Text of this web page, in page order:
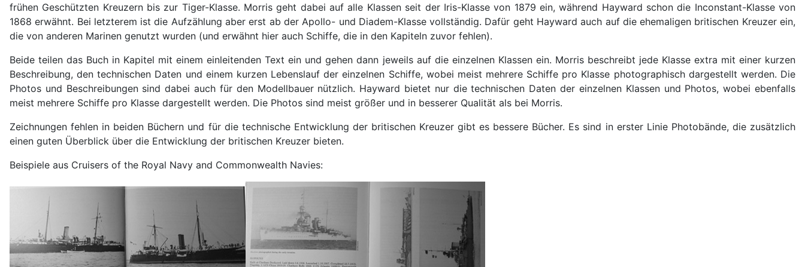
frühen Geschützten Kreuzern bis zur Tiger-Klasse. Morris geht dabei auf alle Klassen seit der Iris-Klasse von 1879 ein, während Hayward schon die Inconstant-Klasse von
1868 erwähnt. Bei letzterem ist die Aufzählung aber erst ab der Apollo- und Diadem-Klasse vollständig. Dafür geht Hayward auch auf die ehemaligen britischen Kreuzer ein,
die von anderen Marinen genutzt wurden (und erwähnt hier auch Schiffe, die in den Kapiteln zuvor fehlen).
Beide teilen das Buch in Kapitel mit einem einleitenden Text ein und gehen dann jeweils auf die einzelnen Klassen ein. Morris beschreibt jede Klasse extra mit einer kurzen
Beschreibung, den technischen Daten und einem kurzen Lebenslauf der einzelnen Schiffe, wobei meist mehrere Schiffe pro Klasse photographisch dargestellt werden. Die
Photos und Beschreibungen sind dabei auch für den Modellbauer nützlich. Hayward bietet nur die technischen Daten der einzelnen Klassen und Photos, wobei ebenfalls
meist mehrere Schiffe pro Klasse dargestellt werden. Die Photos sind meist größer und in besserer Qualität als bei Morris.
Zeichnungen fehlen in beiden Büchern und für die technische Entwicklung der britischen Kreuzer gibt es bessere Bücher. Es sind in erster Linie Photobände, die zusätzlich
einen guten Überblick über die Entwicklung der britischen Kreuzer bieten.
Beispiele aus Cruisers of the Royal Navy and Commonwealth Navies: